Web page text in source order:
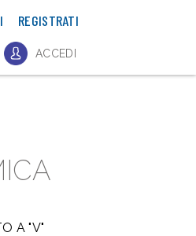
REGISTRATI
ACCEDI
A "V"